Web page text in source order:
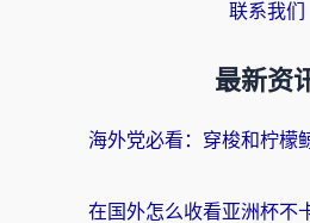
联系我们
最新资